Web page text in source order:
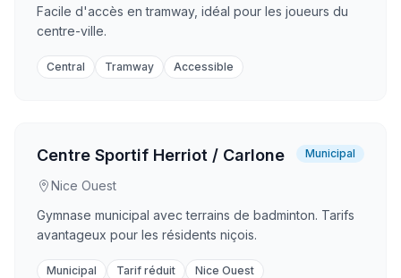
Facile d'accès en tramway, idéal pour les joueurs du
centre-ville.
Central Tramway Accessible
Centre Sportif Herriot / Carlone Municipal
Nice Ouest
Gymnase municipal avec terrains de badminton. Tarifs
avantageux pour les résidents niçois.
Municipal Tarif réduit Nice Ouest